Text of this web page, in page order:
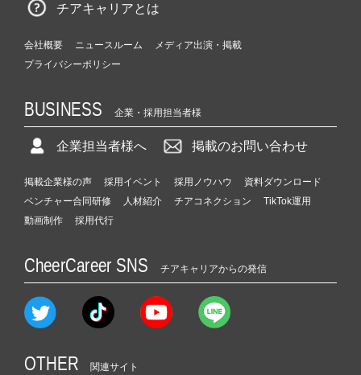
チアキャリアとは
会社概要 ニュースルーム
メディア出演・掲載
プライバシーポリシー
BUSINESS 企業・採用担当者様
企業担当者様へ 掲載のお問い合わせ
掲載企業様の声 採用イベント 採用ノウハウ
資料ダウンロード
ベンチャー合同研修
人材紹介 チアコネクション
TikTok運用
動画制作
採用代行
CheerCareer SNS チアキャリアからの発信
OTHER 関連サイト